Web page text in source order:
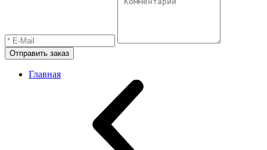
Отправить заказ
Главная